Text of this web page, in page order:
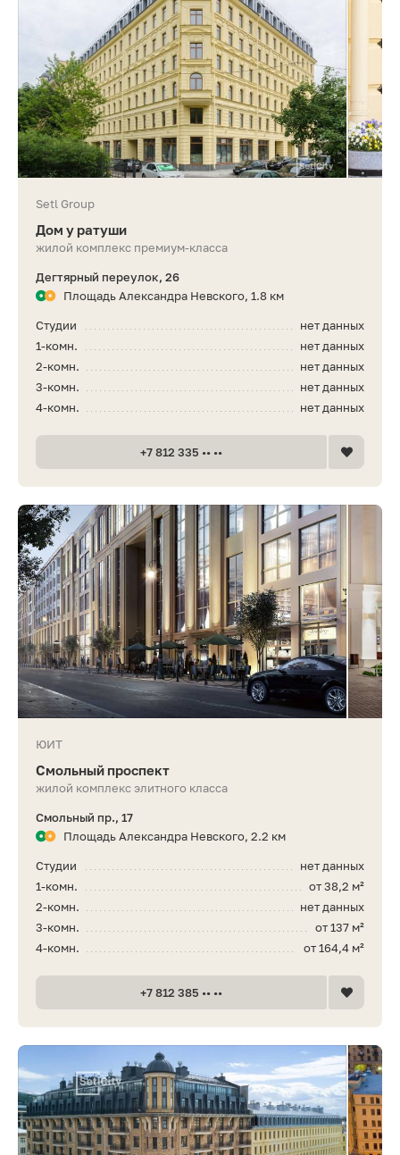
Setl Group
Дом у ратуши
жилой комплекс премиум-класса
Дегтярный переулок, 26
Площадь Александра Невского, 1.8 км
нет данных
Студии
нет данных
1-комн.
нет данных
2-комн.
нет данных
3-комн.
нет данных
4-комн.
+7 812 335 •• ••
ЮИТ
Смольный проспект
жилой комплекс элитного класса
Смольный пр., 17
Площадь Александра Невского, 2.2 км
нет данных
Студии
от 38,2 м²
1-комн.
нет данных
2-комн.
от 137 м²
3-комн.
от 164,4 м²
4-комн.
+7 812 385 •• ••